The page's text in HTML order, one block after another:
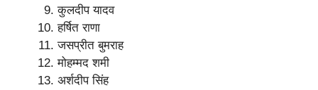
कुलदीप यादव
हर्षित राणा
जसप्रीत बुमराह
मोहम्मद शमी
अर्शदीप सिंह